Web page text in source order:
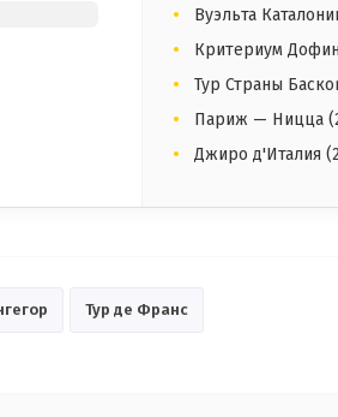
Вуэльта
Критериум
Тур Страны
Париж — Ницца
Джиро д'Италия
Тур де Франс